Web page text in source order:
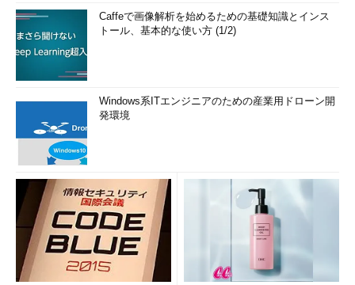
Caffeで画像解析を始めるための基礎知識とインス
トール、基本的な使い方 (1/2)
Windows系ITエンジニアのための産業用ドローン開
発環境